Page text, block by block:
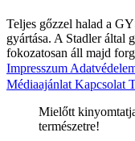
Teljes gőzzel halad a
gyártása. A Stadler által
fokozatosan áll majd
Impresszum
Médiaajánlat Kapcsolat
Mielőtt
természetre!